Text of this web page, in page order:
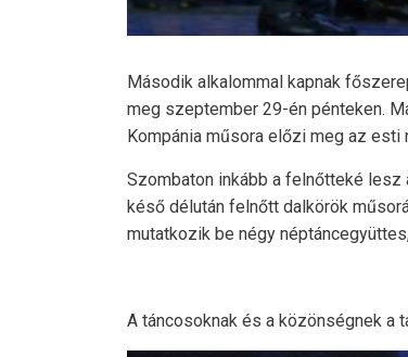
Második alkalommal kapnak
meg szeptember 29-én pénteken.
Kompánia műsora előzi meg az
Szombaton inkább a felnőtteké lesz
késő délután felnőtt dalkörök
mutatkozik be négy
A táncosoknak és a közönségnek a